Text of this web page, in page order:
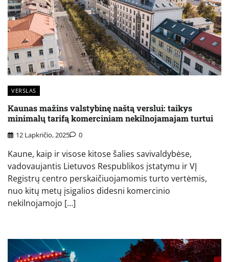
VERSLAS
Kaunas mažins valstybinę naštą verslui: taikys
minimalų tarifą komerciniam nekilnojamajam turtui
12 Lapkričio, 2025 0
Kaune, kaip ir visose kitose šalies savivaldybėse,
vadovaujantis Lietuvos Respublikos įstatymu ir VĮ
Registrų centro perskaičiuojamomis turto vertėmis,
nuo kitų metų įsigalios didesni komercinio
nekilnojamojo […]